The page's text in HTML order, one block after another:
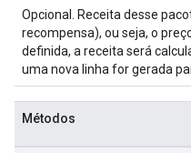
Opcional. Receita desse
recompensa), ou seja, o
definida, a receita será
uma nova linha for gerada
Métodos